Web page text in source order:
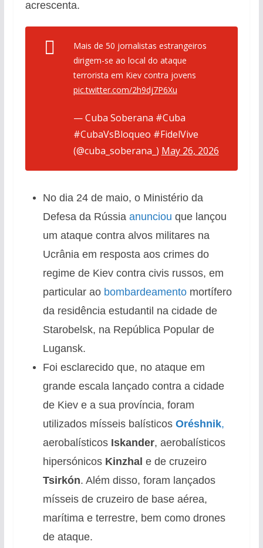
acrescenta.
Mais de 50 jornalistas estrangeiros
dirigem-se ao local do ataque
terrorista em Kiev contra jovens
pic.twitter.com/2h9dj7P6Xu
— Cuba Soberana #Cuba
#CubaVsBloqueo #FidelVive
(@cuba_soberana_) May 26, 2026
No dia 24 de maio, o Ministério da
Defesa da Rússia anunciou que lançou
um ataque contra alvos militares na
Ucrânia em resposta aos crimes do
regime de Kiev contra civis russos, em
particular ao bombardeamentomortífero
da residência estudantil na cidade de
Starobelsk, na República Popular de
Lugansk.
Foi esclarecido que, no ataque em
grande escala lançado contra a cidade
de Kiev e a sua província, foram
utilizados mísseis balísticos Oréshnik,
aerobalísticos Iskander, aerobalísticos
hipersónicos Kinzhal e de cruzeiro
Tsirkón. Além disso, foram lançados
mísseis de cruzeiro de base aérea,
marítima e terrestre, bem como drones
de ataque.